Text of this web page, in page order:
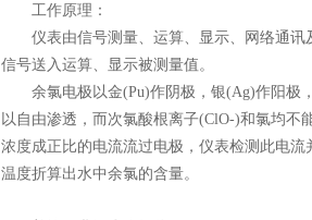
工作原理：
仪表由信号测量、运算、显示、网络通讯
信号送入运算、显示被测量值。
余氯电极以金(Pu)作阴极，银(Ag)作阳极，
以自由渗透，而次氯酸根离子(ClO-)和氯均不
浓度成正比的电流流过电极，仪表检测此电
温度折算出水中余氯的含量。